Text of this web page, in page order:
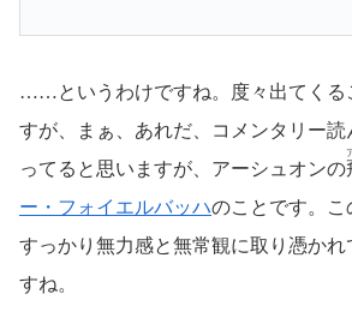
……というわけですね。度々出てくる
すが、まぁ、あれだ、コメンタリー
ってると思いますが、アーシュオンの
ー・フォイエルバッハのことです。こ
すっかり無力感と無常観に取り憑か
すね。